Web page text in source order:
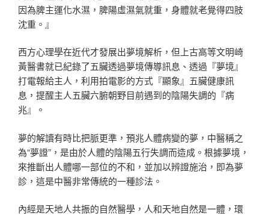
因為脾主運化水濕，脾陽虛濕氣就重，身體就老覺得四肢
沈重。』
西方心理學在近代才發展出夢境解析，但上古高等文明崎
黃醫書就已紀錄了五臟透過夢境傳導訊息、透過『夢境』
打電報給主人，利用拍電影的方式『顯象』五臟健康訊
息，提醒主人五臟六腑朝野目前遇到的陰陽失調的『病
兆』。
夢的解讀有時比把脈更準，預兆人體病變的夢，中醫稱之
為“夢證”，是由於人體的陰陽五行失調而造成。根據夢境，
來推斷出人體哪一部位的不和，並加以辨證施治，即為夢
診，這是中醫非常傳統的一種診法。
內經是天地人共振的自然醫學，人和天地自然是一體，環